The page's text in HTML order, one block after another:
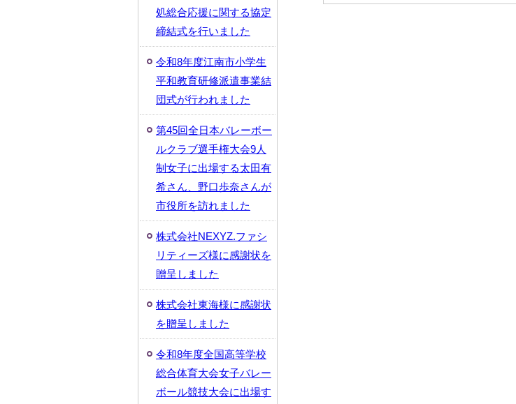
処総合応援に関する協定
締結式を行いました
令和8年度江南市小学生
平和教育研修派遣事業結
団式が行われました
第45回全日本バレーボー
ルクラブ選手権大会9人
制女子に出場する太田有
希さん、野口歩奈さんが
市役所を訪れました
株式会社NEXYZ.ファシ
リティーズ様に感謝状を
贈呈しました
株式会社東海様に感謝状
を贈呈しました
令和8年度全国高等学校
総合体育大会女子バレー
ボール競技大会に出場す